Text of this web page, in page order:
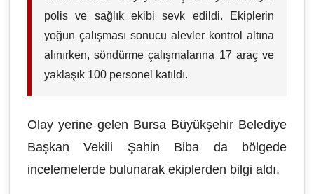
polis ve sağlık ekibi sevk edildi. Ekiplerin
yoğun çalışması sonucu alevler kontrol altına
alınırken, söndürme çalışmalarına 17 araç ve
yaklaşık 100 personel katıldı.
Olay yerine gelen Bursa Büyükşehir Belediye
Başkan Vekili Şahin Biba da bölgede
incelemelerde bulunarak ekiplerden bilgi aldı.